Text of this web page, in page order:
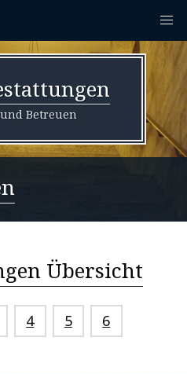
Betreuen
Übersicht
4 5 6